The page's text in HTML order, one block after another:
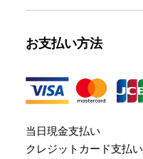
お支払い方法
当日現金支払い
クレジットカード支払い